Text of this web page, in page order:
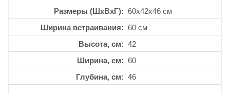
Размеры (ШхВхГ)
60x42x46 см
Ширина встраивания
60 см
Высота, см
42
Ширина, см
60
Глубина, см
46